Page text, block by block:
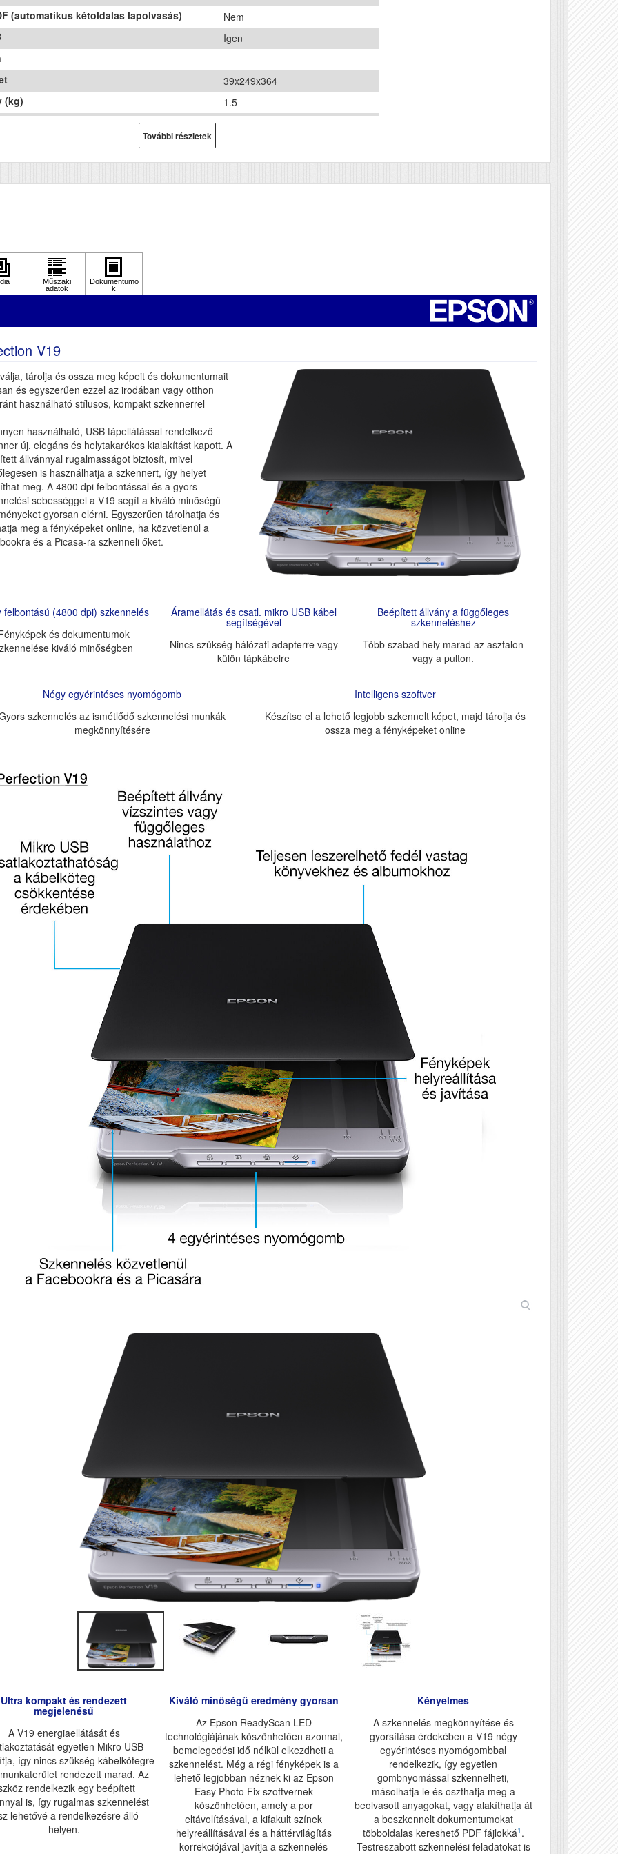
(automatikus kétoldalas lapolvasás)
Nem
Igen
---
39x249x364
(kg)
1.5
Nem
Nem
További részletek
V19
tárolja és ossza meg képeit és dokumentumait
és egyszerűen ezzel az irodában vagy otthon
használható stílusos, kompakt szkennerrel
használható, USB tápellátással rendelkező
új, elegáns és helytakarékos kialakítást kapott. A
állvánnyal rugalmasságot biztosít, mivel
is használhatja a szkennert, így helyet
meg. A 4800 dpi felbontással és a gyors
sebességgel a V19 segít a kiváló minőségű
gyorsan elérni. Egyszerűen tárolhatja és
meg a fényképeket online, ha közvetlenül a
és a Picasa-ra szkenneli őket.
felbontású (4800 dpi) szkennelés
és dokumentumok
kiváló minőségben
Áramellátás és csatl. mikro USB kábel
segítségével
Nincs szükség hálózati adapterre vagy
külön tápkábelre
Beépített állvány a függőleges
szkenneléshez
Több szabad hely marad az asztalon
vagy a pulton.
Négy egyérintéses nyomógomb
szkennelés az ismétlődő szkennelési munkák
megkönnyítésére
Intelligens szoftver
Készítse el a lehető legjobb szkennelt képet, majd tárolja és
ossza meg a fényképeket online
Ultra kompakt és rendezett
megjelenésű
A V19 energiaellátását és
egyetlen Mikro USB
így nincs szükség kábelkötegre
rendezett marad. Az
rendelkezik egy beépített
is, így rugalmas szkennelést
lehetővé a rendelkezésre álló
helyen.
Kiváló minőségű eredmény gyorsan
Az Epson ReadyScan LED
technológiájának köszönhetően azonnal,
bemelegedési idő nélkül elkezdheti a
szkennelést. Még a régi fényképek is a
lehető legjobban néznek ki az Epson
Easy Photo Fix szoftvernek
köszönhetően, amely a por
eltávolításával, a kifakult színek
helyreállításával és a háttérvilágítás
korrekciójával javítja a szkennelés
Kényelmes
A szkennelés megkönnyítése és
gyorsítása érdekében a V19 négy
egyérintéses nyomógombbal
rendelkezik, így egyetlen
gombnyomással szkennelheti,
másolhatja le és oszthatja meg a
beolvasott anyagokat, vagy alakíthatja át
a beszkennelt dokumentumokat
többoldalas kereshető PDF fájlokká1 .
Testreszabott szkennelési feladatokat is